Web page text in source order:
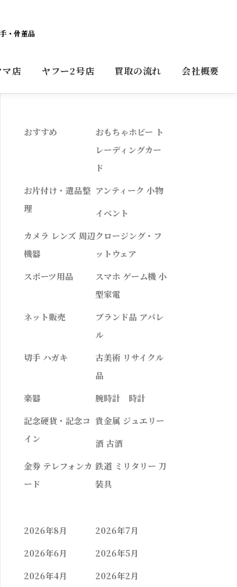
・骨董品
店 ヤフー2号店 買取の流れ 会社概要
おすすめ
おもちゃホビー ト
レーディングカー
ド
お片付け・遺品整
理
アンティーク 小物
イベント
カメラ レンズ 周辺
機器
クロージング・フ
ットウェア
スポーツ用品
スマホ ゲーム機 小
型家電
ネット販売
ブランド品 アパレ
ル
切手 ハガキ
古美術 リサイクル
品
楽器
腕時計 時計
記念硬貨・記念コ
イン
貴金属 ジュエリー
酒 古酒
金券 テレフォンカ
ード
鉄道 ミリタリー 刀
装具
2026年8月
2026年7月
2026年6月
2026年5月
2026年4月
2026年2月